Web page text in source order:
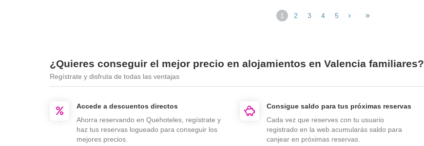
1 2 3 4 5
¿Quieres conseguir el mejor precio en alojamientos en Valencia familiares?
Regístrate y disfruta de todas las ventajas
Accede a descuentos directos
Ahorra reservando en Quehoteles, regístrate y
haz tus reservas logueado para conseguir los
mejores precios.
Consigue saldo para tus próximas reservas
Cada vez que reserves con tu usuario
registrado en la web acumularás saldo para
canjear en próximas reservas.